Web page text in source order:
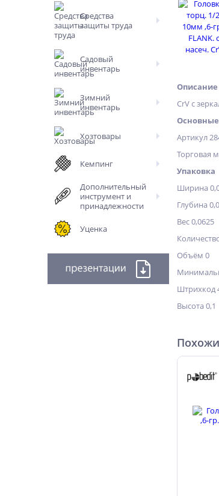
Средства
защиты труда
Садовый
инвентарь
Зимний
инвентарь
Хозтовары
Кемпинг
Дополнительный
инструмент и
принадлежности
Уценка
Описание
CrV c
Артикул
Торговая
Упаковка
Ширина
Глубина
Вес 0,0625
Объём 0
Штрихкод
Высота 0,1